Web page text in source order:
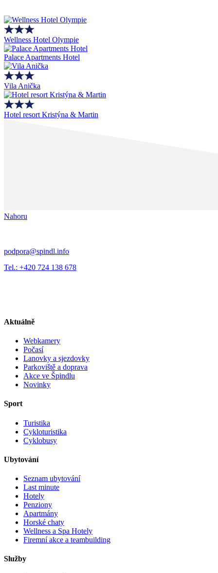
Wellness Hotel Olympie
Palace Apartments Hotel
Vila Anička
Hotel resort Kristýna & Martin
Nahoru
podpora@spindl.info
Tel.: +420 724 138 678
Aktuálně
Webkamery
Počasí
Lanovky a sjezdovky
Parkoviště a doprava
Akce ve Špindlu
Novinky
Sport
Turistika
Cykloturistika
Cyklobusy
Ubytování
Seznam ubytování
Last minute
Hotely
Penziony
Apartmány
Horské chaty
Wellness a Spa Hotely
Firemní akce a teambuilding
Služby